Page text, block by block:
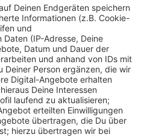
25 Millionen Euro
wurde der offizielle
Schuljahr 2024/25 soll
auch die provisorischen
dem Schulhof wieder
sind zum einen die